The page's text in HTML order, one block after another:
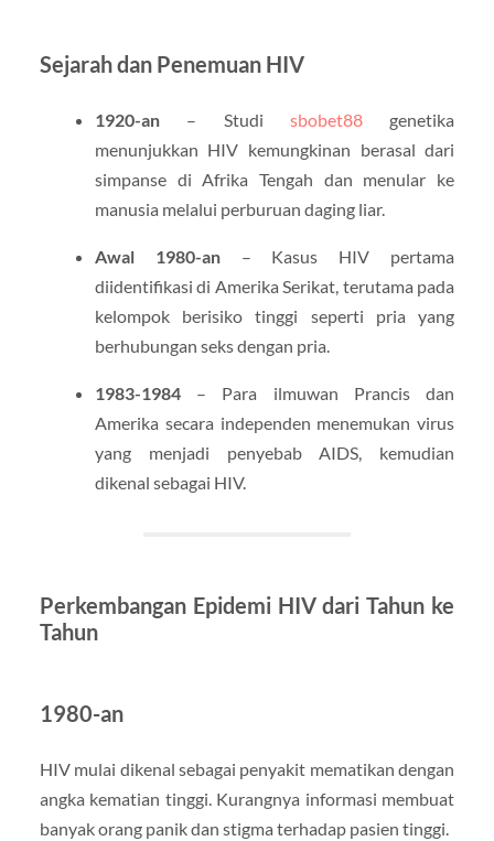
Sejarah dan Penemuan HIV
1920-an– Studi sbobet88genetika
menunjukkan HIV kemungkinan berasal dari
simpanse di Afrika Tengah dan menular ke
manusia melalui perburuan daging liar.
Awal 1980-an– Kasus HIV pertama
diidentifikasi di Amerika Serikat, terutama pada
kelompok berisiko tinggi seperti pria yang
berhubungan seks dengan pria.
1983-1984– Para ilmuwan Prancis dan
Amerika secara independen menemukan virus
yang menjadi penyebab AIDS, kemudian
dikenal sebagai HIV.
Perkembangan Epidemi HIV dari Tahun ke
Tahun
1980-an
HIV mulai dikenal sebagai penyakit mematikan dengan
angka kematian tinggi. Kurangnya informasi membuat
banyak orang panik dan stigma terhadap pasien tinggi.